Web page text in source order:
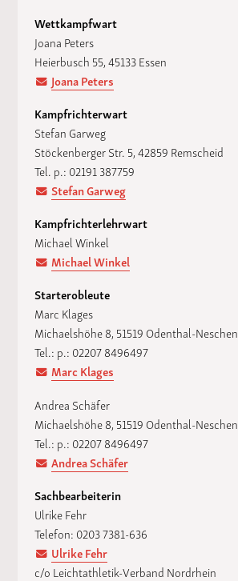
Wettkampfwart
Joana Peters
Heierbusch 55, 45133 Essen
Joana Peters
Kampfrichterwart
Stefan Garweg
Stöckenberger Str. 5, 42859 Remscheid
Tel. p.: 02191 387759
Stefan Garweg
Kampfrichterlehrwart
Michael Winkel
Michael Winkel
Starterobleute
Marc Klages
Michaelshöhe 8, 51519 Odenthal-Neschen
Tel.: p.: 02207 8496497
Marc Klages
Andrea Schäfer
Michaelshöhe 8, 51519 Odenthal-Neschen
Tel.: p.: 02207 8496497
Andrea Schäfer
Sachbearbeiterin
Ulrike Fehr
Telefon: 0203 7381-636
Ulrike Fehr
c/o Leichtathletik-Verband Nordrhein